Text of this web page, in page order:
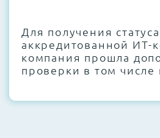
Этап 4:Стресс-
нагрузкой в течение 72
проверки стабильности
Для получения статуса
аккредитованной ИТ-
компания прошла
проверки в том числе